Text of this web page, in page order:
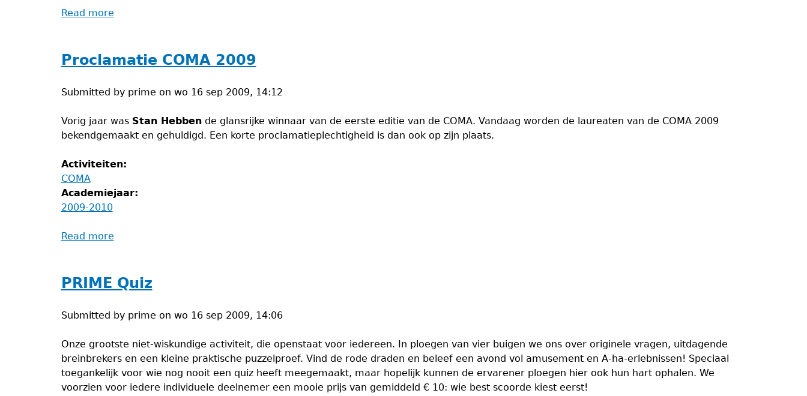
Read more
Proclamatie COMA 2009
Submitted by prime on wo 16 sep 2009, 14:12
Vorig jaar was Stan Hebbende glansrijke winnaar van de eerste editie van de COMA. Vandaag worden de laureaten van de COMA 2009
bekendgemaakt en gehuldigd. Een korte proclamatieplechtigheid is dan ook op zijn plaats.
Activiteiten:
COMA
Academiejaar:
2009-2010
Read more
2009
PRIME Quiz
Submitted by prime on wo 16 sep 2009, 14:06
Onze grootste niet-wiskundige activiteit, die openstaat voor iedereen. In ploegen van vier buigen we ons over originele vragen, uitdagende
breinbrekers en een kleine praktische puzzelproef. Vind de rode draden en beleef een avond vol amusement en A-ha-erlebnissen! Speciaal
toegankelijk voor wie nog nooit een quiz heeft meegemaakt, maar hopelijk kunnen de ervarener ploegen hier ook hun hart ophalen. We
voorzien voor iedere individuele deelnemer een mooie prijs van gemiddeld € 10: wie best scoorde kiest eerst!